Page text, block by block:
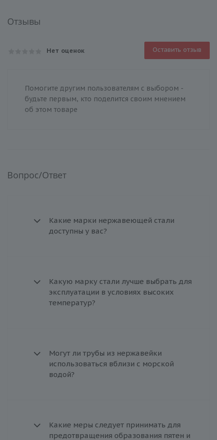
Отзывы
Нет оценок Оставить отзыв
Помогите другим пользователям с выбором -
будьте первым, кто поделится своим мнением
об этом товаре
Вопрос/Ответ
Какие марки нержавеющей стали
доступны у вас?
Какую марку стали лучше выбрать для
эксплуатации в условиях высоких
температур?
Могут ли трубы из нержавейки
использоваться вблизи с морской
водой?
Какие меры следует принимать для
предотвращения образования пятен и